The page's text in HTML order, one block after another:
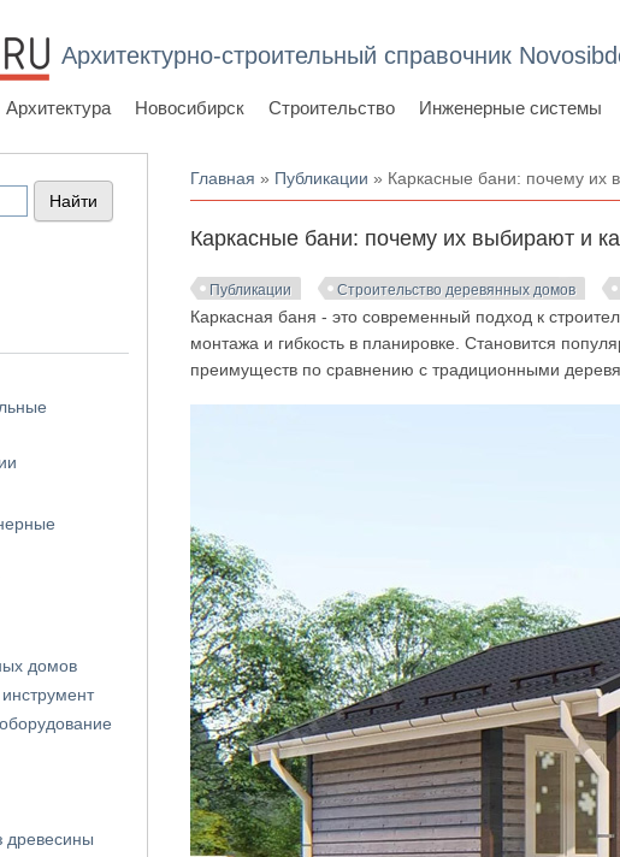
Архитектурно-строительный справочник
Архитектура Новосибирск Строительство Инженерные системы
Вы здесь
Главная » Публикации » Каркасные бани: почему их
Каркасные бани: почему их выбирают и
Публикации Строительство деревянных домов
Каркасная баня - это современный подход к
монтажа и гибкость в планировке. Становится
преимуществ по сравнению с традиционными
домов
древесины